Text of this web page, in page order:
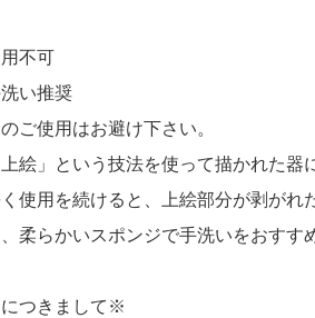
不可
い推奨
ご使用はお避け下さい。
絵」という技法を使って描かれた器
使用を続けると、上絵部分が剥がれ
柔らかいスポンジで手洗いをおすす
つきまして※